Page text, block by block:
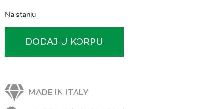
Na stanju
DODAJ U KORPU
MADE IN ITALY